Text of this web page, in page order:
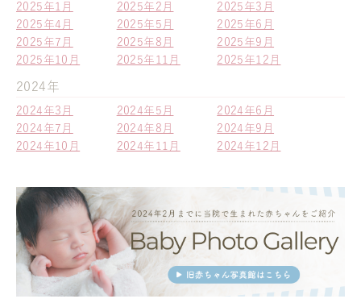
2025年1月 2025年2月
2025年3月
2025年4月
2025年5月
2025年6月
2025年7月
2025年8月
2025年9月
2025年10月
2025年11月 2025年12月
2024年
2024年3月 2024年5月
2024年6月
2024年7月
2024年8月
2024年9月
2024年10月
2024年11月 2024年12月